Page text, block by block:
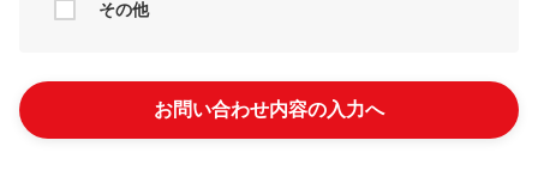
その他
お問い合わせ内容の入力へ